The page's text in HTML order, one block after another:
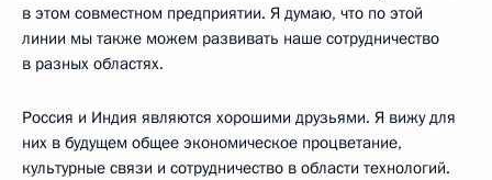
в этом совместном предприятии. Я думаю, что по этой
линии мы также можем развивать наше сотрудничество
в разных областях.
Россия и Индия являются хорошими друзьями. Я вижу для
них в будущем общее экономическое процветание,
культурные связи и сотрудничество в области технологий.